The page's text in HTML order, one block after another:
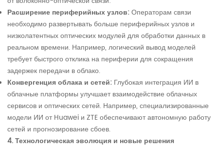
Расширение периферийных узлов:Операторам связи
необходимо развертывать больше периферийных узлов и
низколатентных оптических модулей для обработки данных в
реальном времени. Например, логический вывод моделей
требует быстрого отклика на периферии для сокращения
задержек передачи в облако.
Конвергенция облака и сетей: Глубокая интеграция ИИ в
облачные платформы улучшает взаимодействие облачных
сервисов и оптических сетей. Например, специализированные
модели ИИ от Huawei и ZTE обеспечивают автономную работу
сетей и прогнозирование сбоев.
4. Технологическая эволюция и новые решения